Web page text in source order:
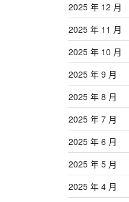
2025 年 12 月
2025 年 11 月
2025 年 10 月
2025 年 9 月
2025 年 8 月
2025 年 7 月
2025 年 6 月
2025 年 5 月
2025 年 4 月